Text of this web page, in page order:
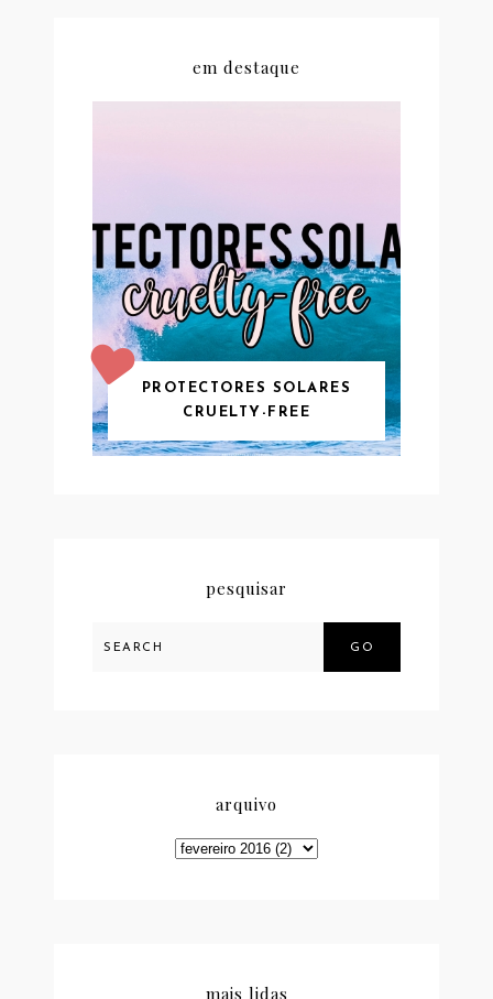
em destaque
PROTECTORES SOLARES
CRUELTY-FREE
pesquisar
GO
arquivo
mais lidas